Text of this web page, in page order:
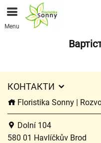
Menu
КОНТАКТИ
Floristika Sonny |
Dolní 104
580 01 Havlíčkův Brod